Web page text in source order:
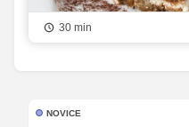
30 min
NOVICE